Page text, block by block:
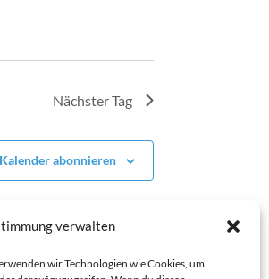
verwalten
wir Technologien wie Cookies, um
Nächster Tag
Kalender abonnieren